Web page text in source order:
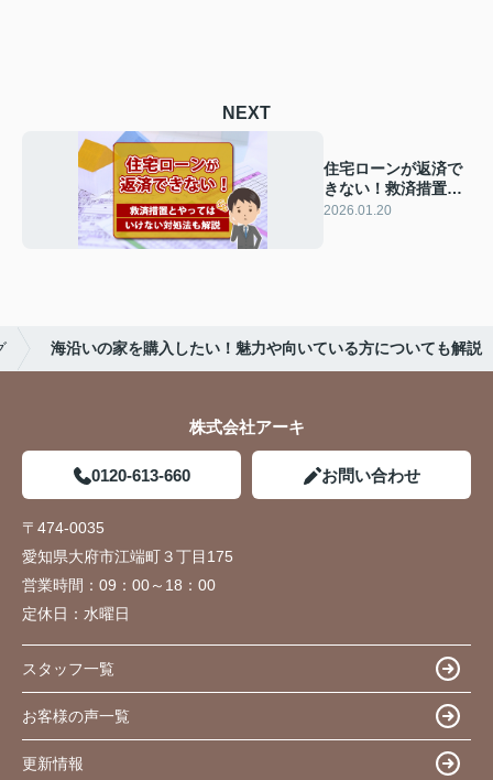
NEXT
住宅ローンが返済で
きない！救済措置と
やってはいけない対
2026.01.20
海沿いの家を購入したい！魅力や向いている方についても解説
株式会社アーキ
0120-613-660 お問い合わせ
〒474-0035
愛知県大府市江端町３丁目175
営業時間： 09：00～18：00
定休日： 水曜日
スタッフ一覧
お客様の声一覧
更新情報